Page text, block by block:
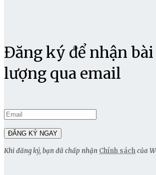
Đăng ký để nhận
lượng qua email
Khi đăng ký, bạn đã chấp nhận Chính sáchcủa